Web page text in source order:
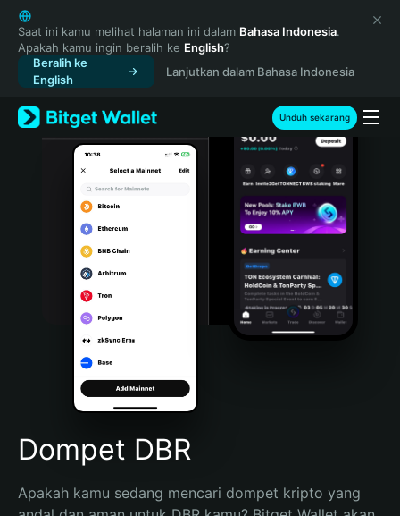
English
日本語
Tiếng Việt
Русский
Español (Latinoamérica)
Türkçe
Italiano
Português (Portugal)
Bahasa Indonesia
Português (Brasil)
Español (Argentina)
Saat ini kamu melihat halaman ini dalam Bahasa Indonesia.
Apakah kamu ingin beralih ke English?
Beralih ke
English
Lanjutkan dalam Bahasa Indonesia
Unduh sekarang
Dompet DBR
Apakah kamu sedang mencari dompet kripto yang